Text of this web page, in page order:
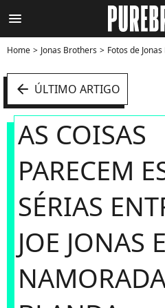
menu
Home Jonas Brothers Fotos de
arrow_left ÚLTIMO ARTIGO
AS COISAS
PARECEM
SÉRIAS
JOE JONAS